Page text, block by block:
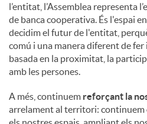
l’entitat, l’Assemblea representa
de banca cooperativa. És l'espai
decidim el futur de l'entitat,
comú i una manera diferent de fer
basada en la proximitat, la
amb les persones.
A més, continuem reforçant la
arrelament al territori: